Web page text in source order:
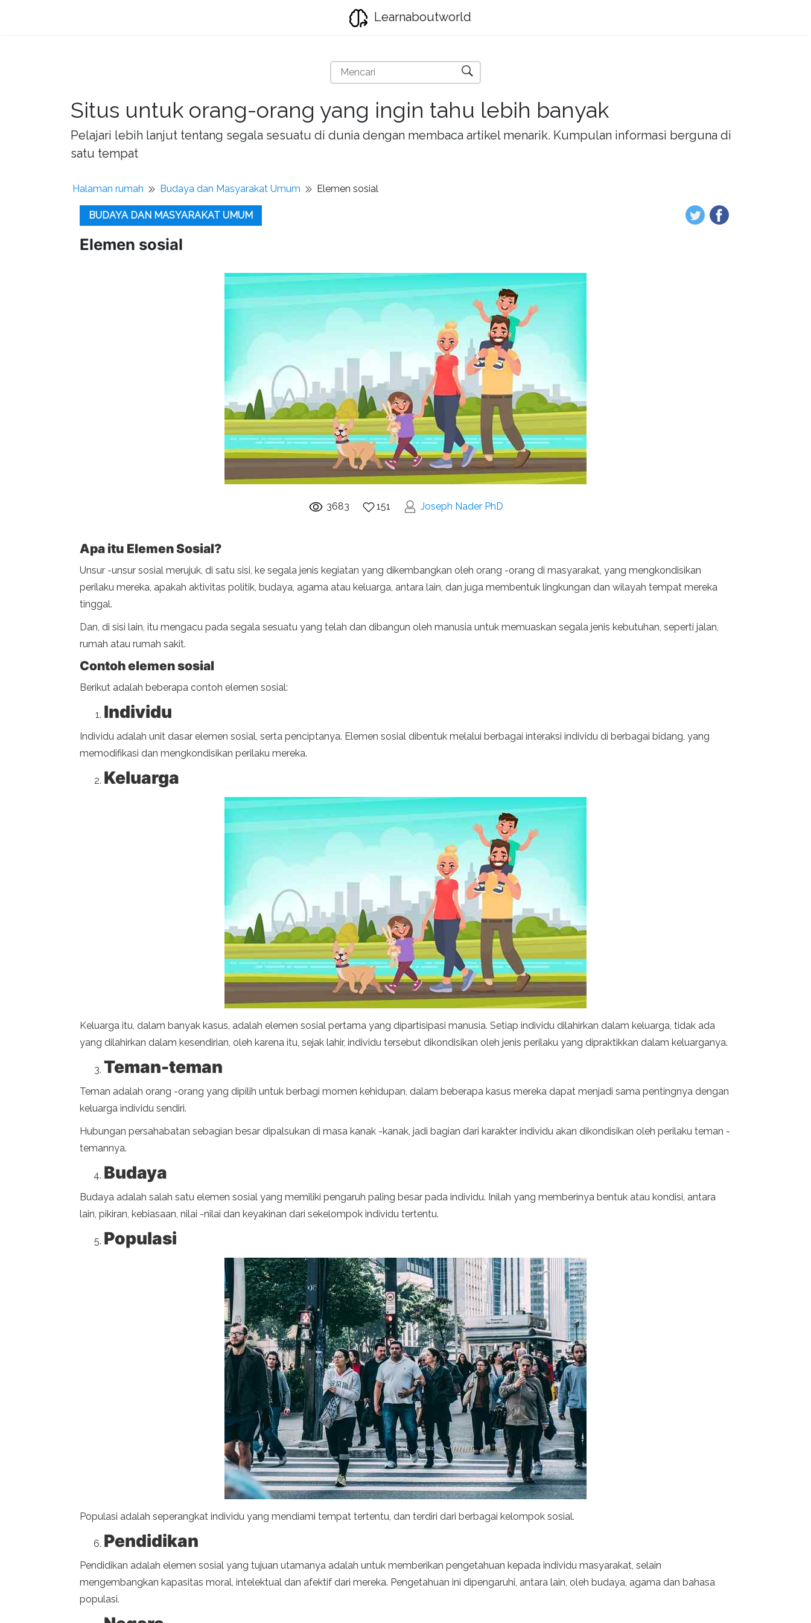
Learnaboutworld
Situs untuk orang-orang yang ingin tahu lebih banyak
Pelajari lebih lanjut tentang segala sesuatu di dunia dengan membaca artikel menarik. Kumpulan informasi berguna di
satu tempat
Halaman rumah Budaya dan Masyarakat Umum Elemen sosial
BUDAYA DAN MASYARAKAT UMUM
Elemen sosial
3683 151 Joseph Nader PhD
Apa itu Elemen Sosial?
Unsur -unsur sosial merujuk, di satu sisi, ke segala jenis kegiatan yang dikembangkan oleh orang -orang di masyarakat, yang mengkondisikan
perilaku mereka, apakah aktivitas politik, budaya, agama atau keluarga, antara lain, dan juga membentuk lingkungan dan wilayah tempat mereka
tinggal.
Dan, di sisi lain, itu mengacu pada segala sesuatu yang telah dan dibangun oleh manusia untuk memuaskan segala jenis kebutuhan, seperti jalan,
rumah atau rumah sakit.
Contoh elemen sosial
Berikut adalah beberapa contoh elemen sosial:
Individu
Individu adalah unit dasar elemen sosial, serta penciptanya. Elemen sosial dibentuk melalui berbagai interaksi individu di berbagai bidang, yang
memodifikasi dan mengkondisikan perilaku mereka.
Keluarga
Keluarga itu, dalam banyak kasus, adalah elemen sosial pertama yang dipartisipasi manusia. Setiap individu dilahirkan dalam keluarga, tidak ada
yang dilahirkan dalam kesendirian, oleh karena itu, sejak lahir, individu tersebut dikondisikan oleh jenis perilaku yang dipraktikkan dalam keluarganya.
Teman-teman
Teman adalah orang -orang yang dipilih untuk berbagi momen kehidupan, dalam beberapa kasus mereka dapat menjadi sama pentingnya dengan
keluarga individu sendiri.
Hubungan persahabatan sebagian besar dipalsukan di masa kanak -kanak, jadi bagian dari karakter individu akan dikondisikan oleh perilaku teman -
temannya.
Budaya
Budaya adalah salah satu elemen sosial yang memiliki pengaruh paling besar pada individu. Inilah yang memberinya bentuk atau kondisi, antara
lain, pikiran, kebiasaan, nilai -nilai dan keyakinan dari sekelompok individu tertentu.
Populasi
Populasi adalah seperangkat individu yang mendiami tempat tertentu, dan terdiri dari berbagai kelompok sosial.
Pendidikan
Pendidikan adalah elemen sosial yang tujuan utamanya adalah untuk memberikan pengetahuan kepada individu masyarakat, selain
mengembangkan kapasitas moral, intelektual dan afektif dari mereka. Pengetahuan ini dipengaruhi, antara lain, oleh budaya, agama dan bahasa
populasi.